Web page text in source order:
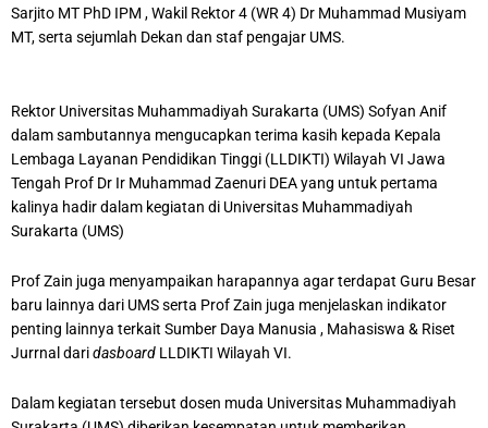
Sarjito MT PhD IPM , Wakil Rektor 4 (WR 4) Dr Muhammad Musiyam
MT, serta sejumlah Dekan dan staf pengajar UMS.
Rektor Universitas Muhammadiyah Surakarta (UMS) Sofyan Anif
dalam sambutannya mengucapkan terima kasih kepada Kepala
Lembaga Layanan Pendidikan Tinggi (LLDIKTI) Wilayah VI Jawa
Tengah Prof Dr Ir Muhammad Zaenuri DEA yang untuk pertama
kalinya hadir dalam kegiatan di Universitas Muhammadiyah
Surakarta (UMS)
Prof Zain juga menyampaikan harapannya agar terdapat Guru Besar
baru lainnya dari UMS serta Prof Zain juga menjelaskan indikator
penting lainnya terkait Sumber Daya Manusia , Mahasiswa & Riset
Jurrnal daridasboard LLDIKTI Wilayah VI.
Dalam kegiatan tersebut dosen muda Universitas Muhammadiyah